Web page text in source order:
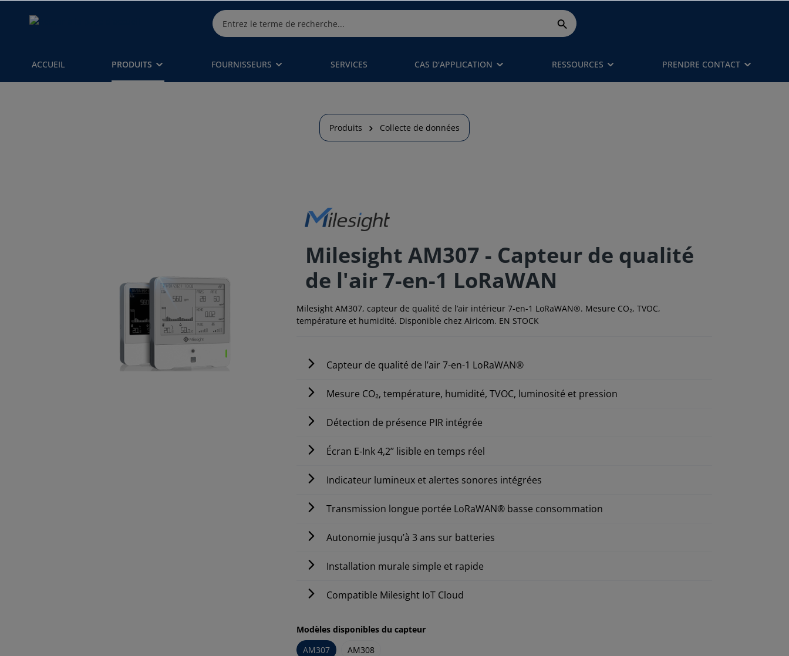
ACCUEIL PRODUITS FOURNISSEURS SERVICES CAS D'APPLICATION RESSOURCES PRENDRE CONTACT
Produits Collecte de données
Milesight AM307 - Capteur de qualité
de l'air 7-en-1 LoRaWAN
Milesight AM307, capteur de qualité de l’air intérieur 7-en-1 LoRaWAN®. Mesure CO₂, TVOC,
température et humidité. Disponible chez Airicom. EN STOCK
Capteur de qualité de l’air 7-en-1 LoRaWAN®
Mesure CO₂, température, humidité, TVOC, luminosité et pression
Détection de présence PIR intégrée
Écran E-Ink 4,2’’ lisible en temps réel
Indicateur lumineux et alertes sonores intégrées
Transmission longue portée LoRaWAN® basse consommation
Autonomie jusqu’à 3 ans sur batteries
Installation murale simple et rapide
Compatible Milesight IoT Cloud
Modèles disponibles du capteur
AM307
AM308